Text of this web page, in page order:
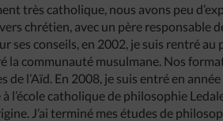
très catholique, nous avons peu
chrétien, avec un père responsable
ses conseils, en 2002, je suis rentré
la communauté musulmane. Nos
de l’Aïd. En 2008, je suis entré en
l’école catholique de philosophie
J’ai terminé mes études de